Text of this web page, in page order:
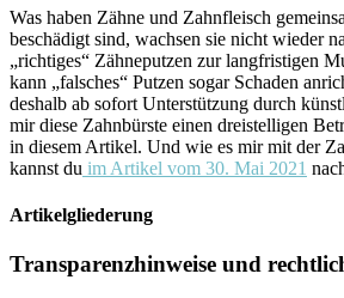
Was haben Zähne und Zahnfleisch
beschädigt sind, wachsen sie nicht wieder
„richtiges“ Zähneputzen zur langfristigen
kann „falsches“ Putzen sogar Schaden
deshalb ab sofort Unterstützung durch
mir diese Zahnbürste einen dreistelligen
in diesem Artikel. Und wie es mir mit der
kannst du im Artikel vom 30. Mai 2021
Artikelgliederung
Transparenzhinweise und